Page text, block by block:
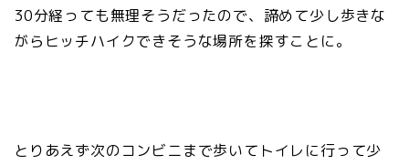
30分経っても無理そうだったので、諦めて少し歩きな
がらヒッチハイクできそうな場所を探すことに。
とりあえず次のコンビニまで歩いてトイレに行って少